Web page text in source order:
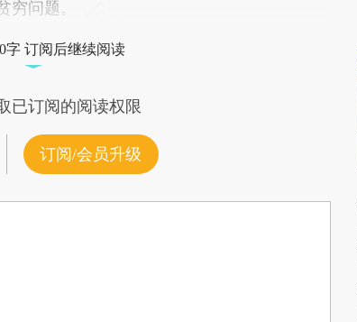
问题。
字 订阅后继续阅读
已订阅的阅读权限
订阅/会员升级